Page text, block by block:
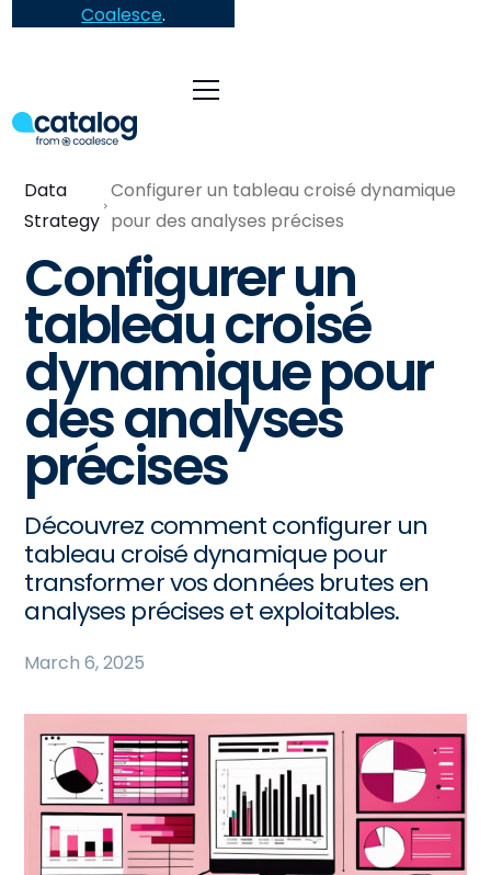
Coalesce.
Data
Strategy
Configurer un tableau croisé dynamique
pour des analyses précises
Configurer un
tableau croisé
dynamique pour
des analyses
précises
Découvrez comment configurer un
tableau croisé dynamique pour
transformer vos données brutes en
analyses précises et exploitables.
March 6, 2025